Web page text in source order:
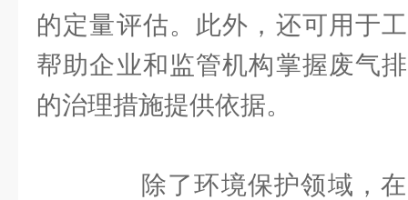
的定量评估。此外，还可用于
帮助企业和监管机构掌握废气
的治理措施提供依据。
除了环境保护领域，在